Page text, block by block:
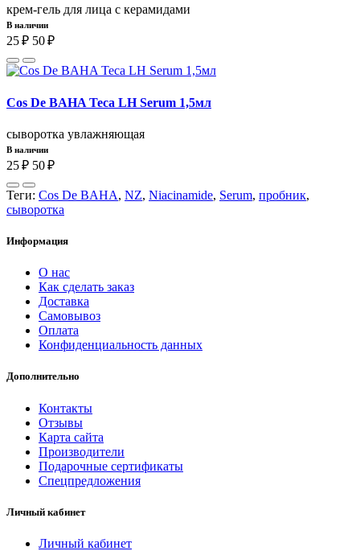
крем-гель для лица с керамидами
В наличии
25 ₽ 50 ₽
Cos De BAHA Teca LH Serum 1,5мл
сыворотка увлажняющая
В наличии
25 ₽ 50 ₽
Теги: Cos De BAHA, NZ, Niacinamide, Serum, пробник,
сыворотка
Информация
О нас
Как сделать заказ
Доставка
Самовывоз
Оплата
Конфиденциальность данных
Дополнительно
Контакты
Отзывы
Карта сайта
Производители
Подарочные сертификаты
Спецпредложения
Личный кабинет
Личный кабинет